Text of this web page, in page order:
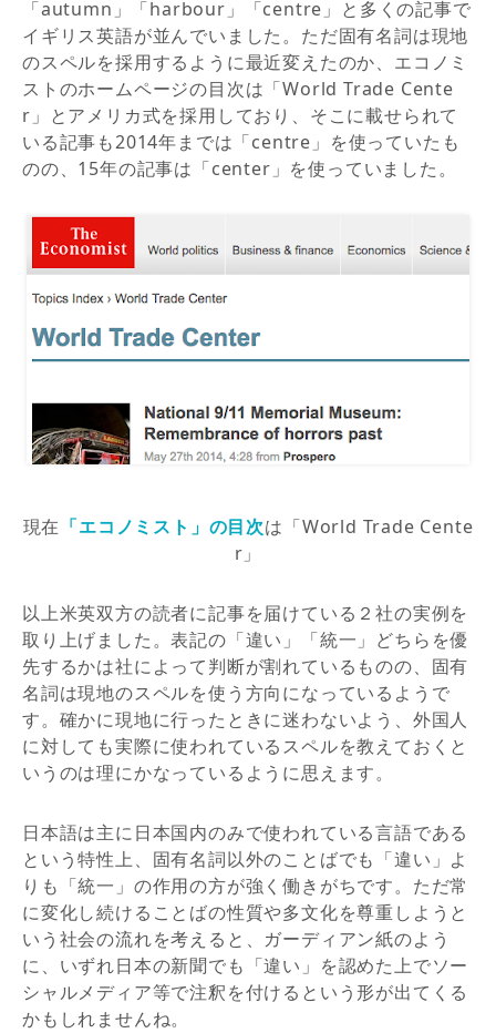
「autumn」「harbour」「centre」と多くの記事で
イギリス英語が並んでいました。ただ固有名詞は現地
のスペルを採用するように最近変えたのか、エコノミ
ストのホームページの目次は「World Trade Cente
r」とアメリカ式を採用しており、そこに載せられて
いる記事も2014年までは「centre」を使っていたも
のの、15年の記事は「center」を使っていました。
現在 「エコノミスト」の目次は「World Trade Cente
r」
以上米英双方の読者に記事を届けている２社の実例を
取り上げました。表記の「違い」「統一」どちらを優
先するかは社によって判断が割れているものの、固有
名詞は現地のスペルを使う方向になっているようで
す。確かに現地に行ったときに迷わないよう、外国人
に対しても実際に使われているスペルを教えておくと
いうのは理にかなっているように思えます。
日本語は主に日本国内のみで使われている言語である
という特性上、固有名詞以外のことばでも「違い」よ
りも「統一」の作用の方が強く働きがちです。ただ常
に変化し続けることばの性質や多文化を尊重しようと
いう社会の流れを考えると、ガーディアン紙のよう
に、いずれ日本の新聞でも「違い」を認めた上でソー
シャルメディア等で注釈を付けるという形が出てくる
かもしれませんね。